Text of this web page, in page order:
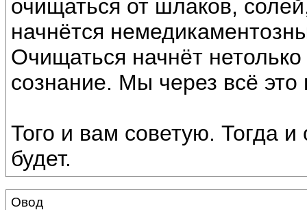
очищаться от шлаков,
начнётся
Очищаться начнёт
сознание. Мы через всё
Того и вам советую. Тогда и
будет.
Овод